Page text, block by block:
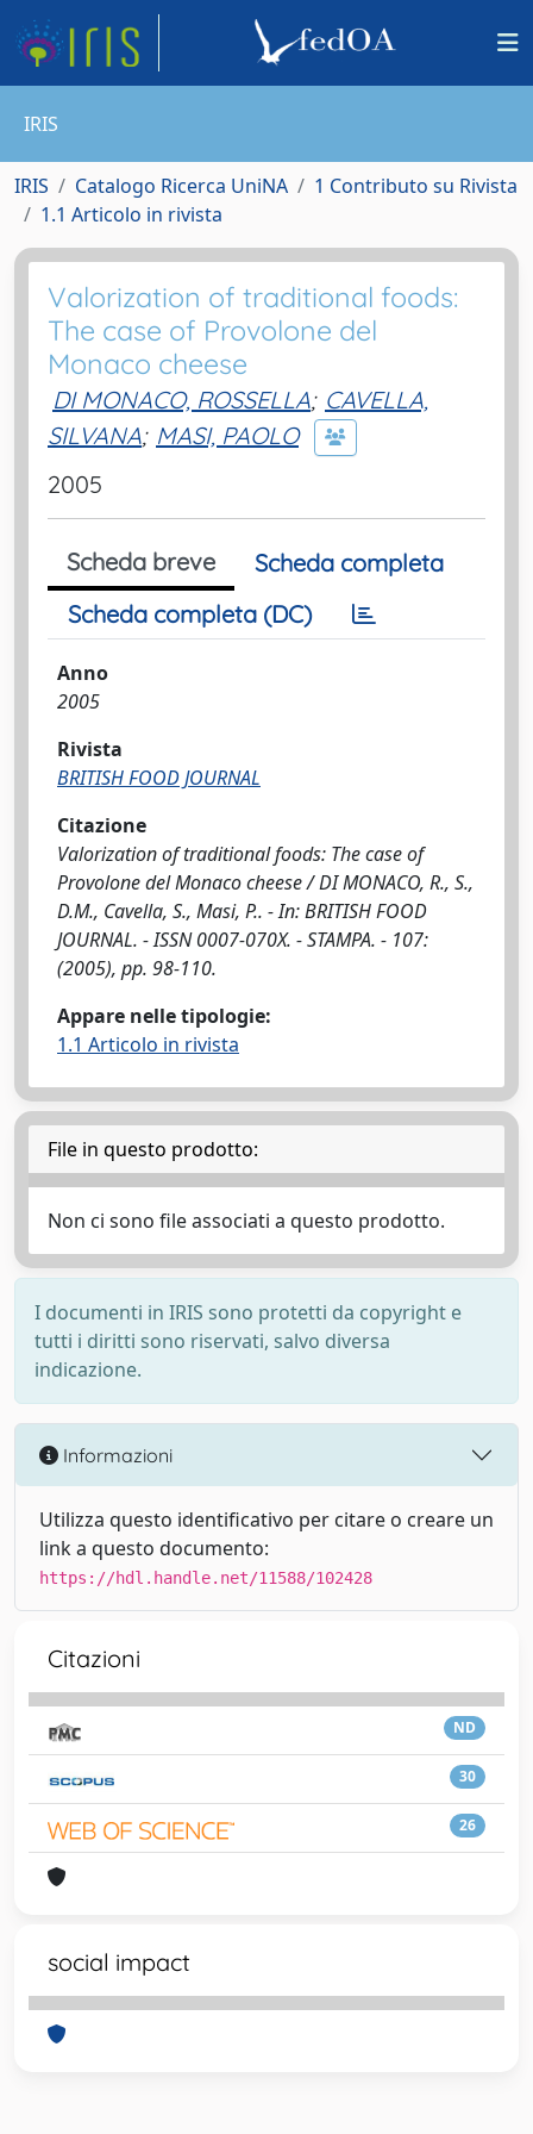
IRIS
IRIS Catalogo Ricerca UniNA
1 Contributo su Rivista
1.1 Articolo in rivista
Valorization of traditional foods:
The case of Provolone del
Monaco cheese
DI MONACO, ROSSELLA; CAVELLA,
SILVANA; MASI, PAOLO
2005
Scheda breve
Scheda completa
Scheda completa (DC)
Anno
2005
Rivista
BRITISH FOOD JOURNAL
Citazione
Valorization of traditional foods: The case of
Provolone del Monaco cheese / DI MONACO, R., S.,
D.M., Cavella, S., Masi, P.. - In: BRITISH FOOD
JOURNAL. - ISSN 0007-070X. - STAMPA. - 107:
(2005), pp. 98-110.
Appare nelle tipologie:
1.1 Articolo in rivista
File in questo prodotto:
Non ci sono file associati a questo prodotto.
I documenti in IRIS sono protetti da copyright e
tutti i diritti sono riservati, salvo diversa
indicazione.
Informazioni
Utilizza questo identificativo per citare o creare un
link a questo documento:
https://hdl.handle.net/11588/102428
Citazioni
ND
30
26
social impact